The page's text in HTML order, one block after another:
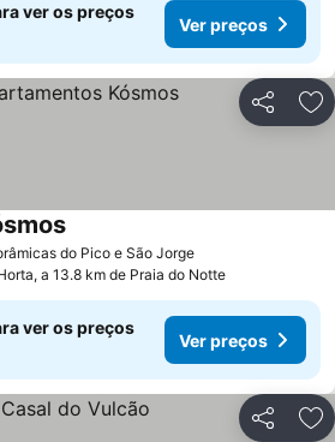
ver os preços
Ver preços
Partilhar
do Pico e São Jorge
a 13.8 km de Praia do Notte
ver os preços
Ver preços
Partilhar